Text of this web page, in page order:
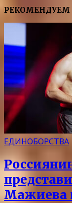
ЕДИНОБОРСТВА
Мажиева